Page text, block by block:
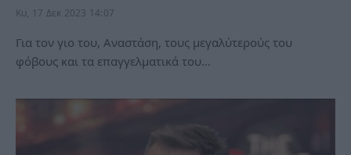
Κυ, 17 Δεκ 2023 14:07
Για τον γιο του, Αναστάση, τους μεγαλύτερούς του
φόβους και τα επαγγελματικά του…